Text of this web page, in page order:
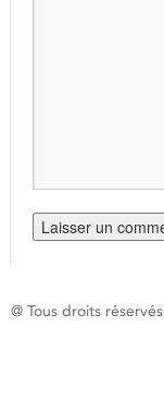
@ Tous droits réservés